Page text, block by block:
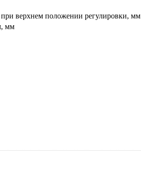
верхнем положении регулировки, мм
мм